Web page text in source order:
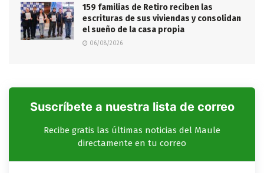
159 familias de Retiro reciben las
escrituras de sus viviendas y consolidan
el sueño de la casa propia
06/08/2026
Suscríbete a nuestra lista de correo
Recibe gratis las últimas noticias del Maule
directamente en tu correo